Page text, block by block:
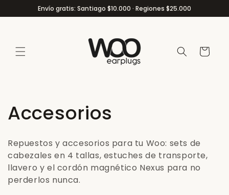
directamente
al contenido
Envío gratis: Santiago $10.000 · Regiones $25.000
Carrito
C
o
l
e
Accesorios
Repuestos y accesorios para tu Woo: sets de
cabezales en 4 tallas, estuches de transporte,
llavero y el cordón magnético Nexus para no
perderlos nunca.